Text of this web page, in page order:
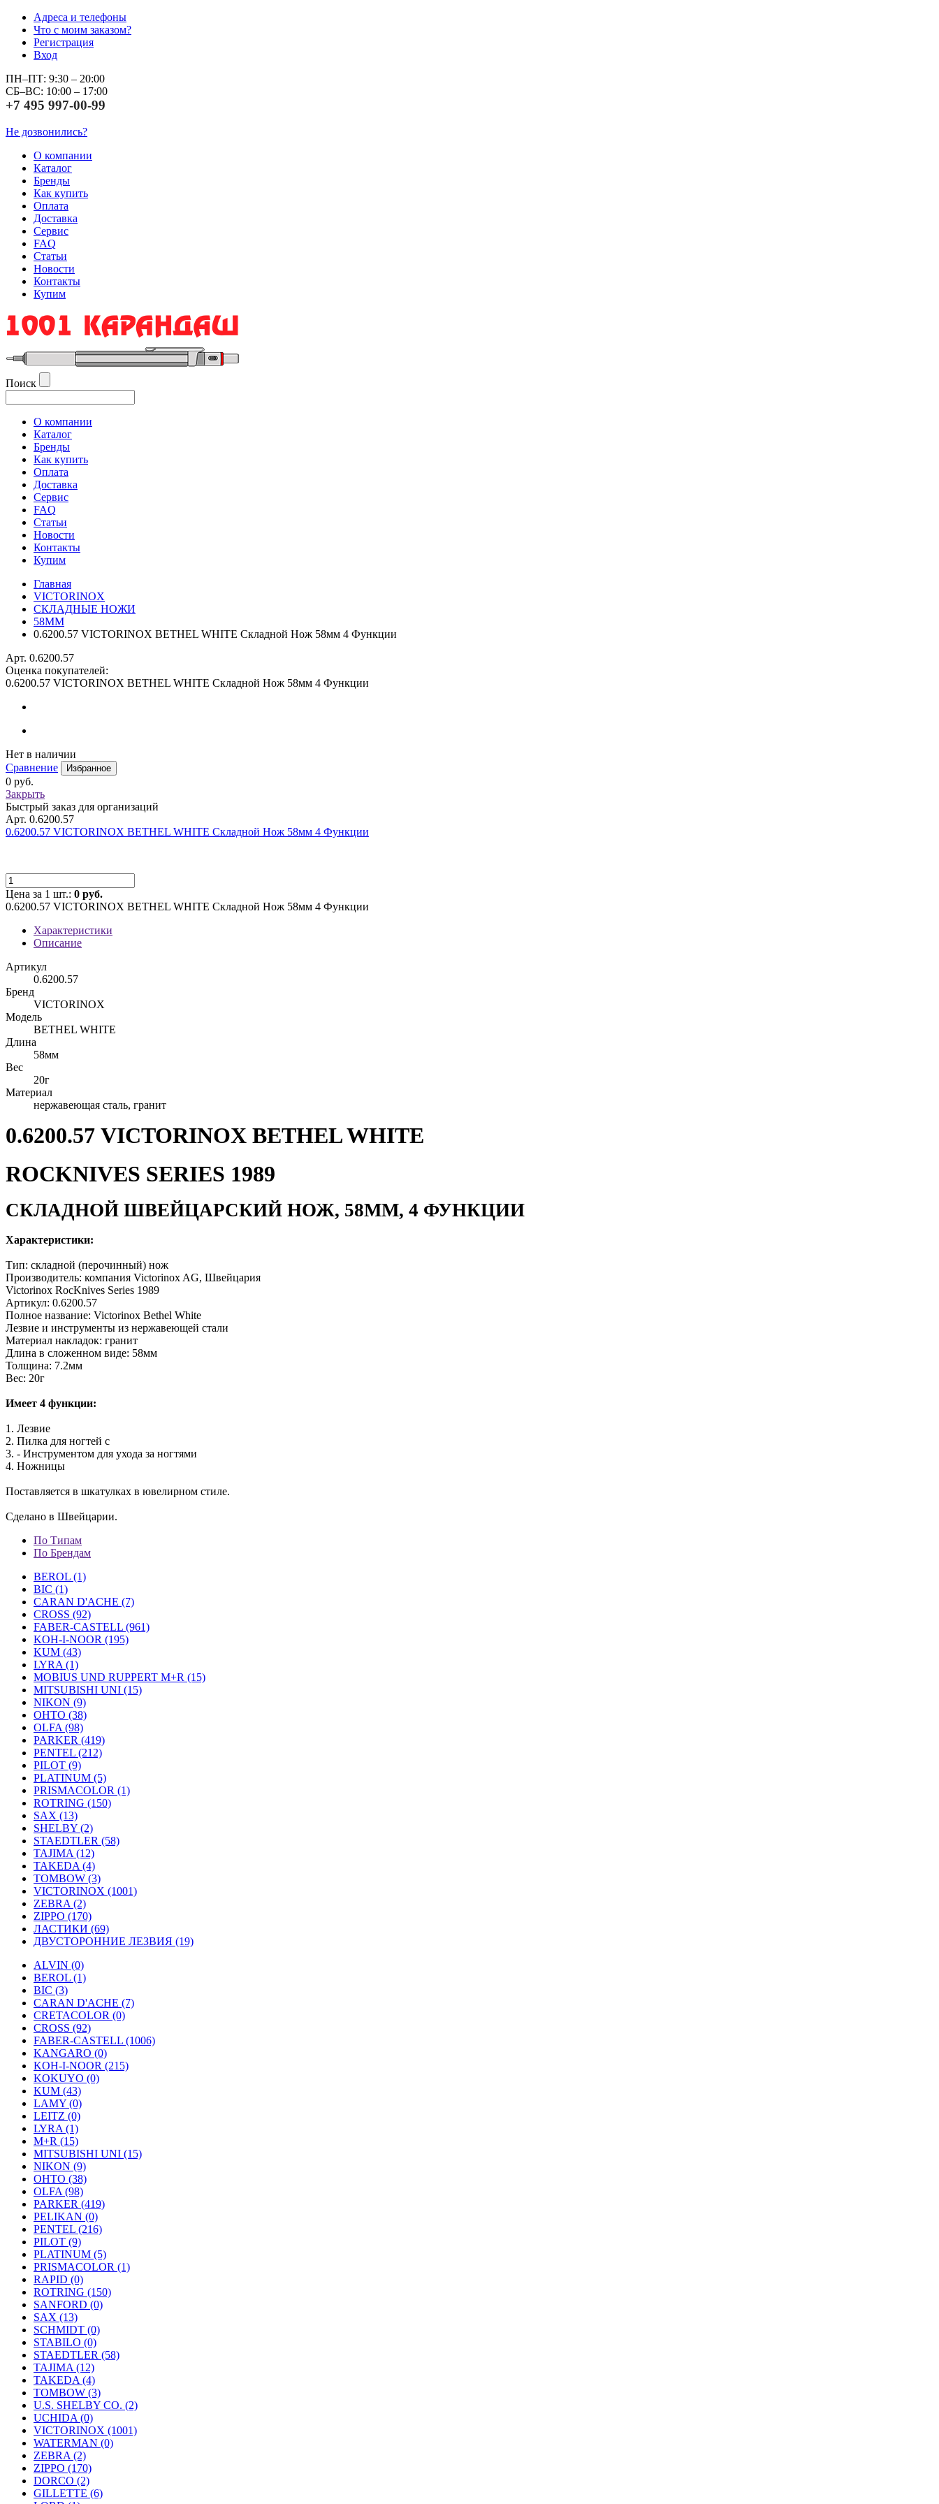
Адреса и телефоны
Что с моим заказом?
Регистрация
Вход
ПН–ПТ: 9:30 – 20:00
СБ–ВС: 10:00 – 17:00
+7 495 997-00-99
Не дозвонились?
О компании
Каталог
Бренды
Как купить
Оплата
Доставка
Сервис
FAQ
Статьи
Новости
Контакты
Купим
Поиск
О компании
Каталог
Бренды
Как купить
Оплата
Доставка
Сервис
FAQ
Статьи
Новости
Контакты
Купим
Главная
VICTORINOX
СКЛАДНЫЕ НОЖИ
58MM
0.6200.57 VICTORINOX BETHEL WHITE Складной Нож 58мм 4 Функции
Арт. 0.6200.57
Оценка покупателей:
0.6200.57 VICTORINOX BETHEL WHITE Складной Нож 58мм 4 Функции
Нет в наличии
Сравнение
Избранное
0 руб.
Закрыть
Быстрый заказ для организаций
Арт. 0.6200.57
0.6200.57 VICTORINOX BETHEL WHITE Складной Нож 58мм 4 Функции
Цена за 1 шт.: 0 руб.
0.6200.57 VICTORINOX BETHEL WHITE Складной Нож 58мм 4 Функции
Характеристики
Описание
Артикул
0.6200.57
Бренд
VICTORINOX
Модель
BETHEL WHITE
Длина
58мм
Вес
20г
Материал
нержавеющая сталь, гранит
0.6200.57 VICTORINOX BETHEL WHITE
ROCKNIVES SERIES 1989
СКЛАДНОЙ ШВЕЙЦАРСКИЙ НОЖ, 58ММ, 4 ФУНКЦИИ
Характеристики:
Тип: складной (перочинный) нож
Производитель: компания Victorinox AG, Швейцария
Victorinox RocKnives Series 1989
Артикул: 0.6200.57
Полное название: Victorinox Bethel White
Лезвие и инструменты из нержавеющей стали
Материал накладок: гранит
Длина в сложенном виде: 58мм
Толщина: 7.2мм
Вес: 20г
Имеет 4 функции:
1. Лезвие
2. Пилка для ногтей с
3. - Инструментом для ухода за ногтями
4. Ножницы
Поставляется в шкатулках в ювелирном стиле.
Сделано в Швейцарии.
По Типам
По Брендам
BEROL (1)
BIC (1)
CARAN D'ACHE (7)
CROSS (92)
FABER-CASTELL (961)
KOH-I-NOOR (195)
KUM (43)
LYRA (1)
MOBIUS UND RUPPERT M+R (15)
MITSUBISHI UNI (15)
NIKON (9)
OHTO (38)
OLFA (98)
PARKER (419)
PENTEL (212)
PILOT (9)
PLATINUM (5)
PRISMACOLOR (1)
ROTRING (150)
SAX (13)
SHELBY (2)
STAEDTLER (58)
TAJIMA (12)
TAKEDA (4)
TOMBOW (3)
VICTORINOX (1001)
ZEBRA (2)
ZIPPO (170)
ЛАСТИКИ (69)
ДВУСТОРОННИЕ ЛЕЗВИЯ (19)
ALVIN (0)
BEROL (1)
BIC (3)
CARAN D'ACHE (7)
CRETACOLOR (0)
CROSS (92)
FABER-CASTELL (1006)
KANGARO (0)
KOH-I-NOOR (215)
KOKUYO (0)
KUM (43)
LAMY (0)
LEITZ (0)
LYRA (1)
M+R (15)
MITSUBISHI UNI (15)
NIKON (9)
OHTO (38)
OLFA (98)
PARKER (419)
PELIKAN (0)
PENTEL (216)
PILOT (9)
PLATINUM (5)
PRISMACOLOR (1)
RAPID (0)
ROTRING (150)
SANFORD (0)
SAX (13)
SCHMIDT (0)
STABILO (0)
STAEDTLER (58)
TAJIMA (12)
TAKEDA (4)
TOMBOW (3)
U.S. SHELBY CO. (2)
UCHIDA (0)
VICTORINOX (1001)
WATERMAN (0)
ZEBRA (2)
ZIPPO (170)
DORCO (2)
GILLETTE (6)